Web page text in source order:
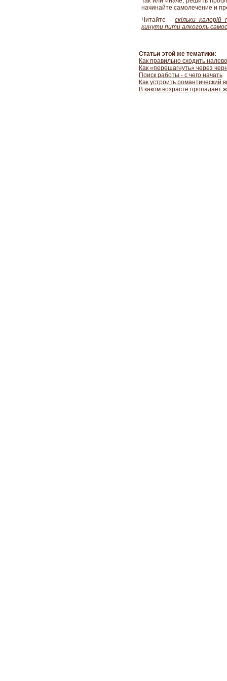
начинайте самолечение и
Читайте - скільки
кинути пити алкоголь
Статьи этой же тематики:
Как правильно сходить
Как «перешагнуть» через
Поиск работы - с чего начать
Как устроить романтический
В каком возрасте пропадает